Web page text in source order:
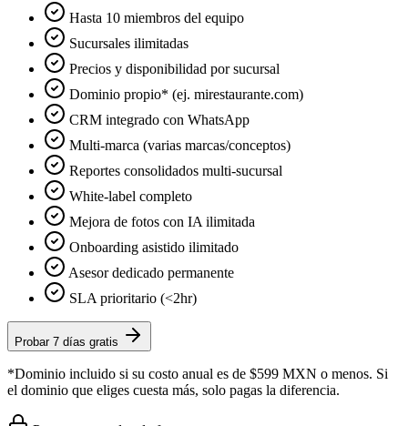
Hasta 10 miembros del equipo
Sucursales ilimitadas
Precios y disponibilidad por sucursal
Dominio propio* (ej. mirestaurante.com)
CRM integrado con WhatsApp
Multi-marca (varias marcas/conceptos)
Reportes consolidados multi-sucursal
White-label completo
Mejora de fotos con IA ilimitada
Onboarding asistido ilimitado
Asesor dedicado permanente
SLA prioritario (<2hr)
Probar 7 días gratis
*Dominio incluido si su costo anual es de $599 MXN o menos. Si
el dominio que eliges cuesta más, solo pagas la diferencia.